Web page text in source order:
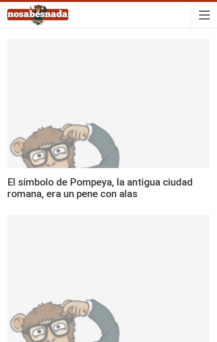
El símbolo de Pompeya, la antigua ciudad
romana, era un pene con alas